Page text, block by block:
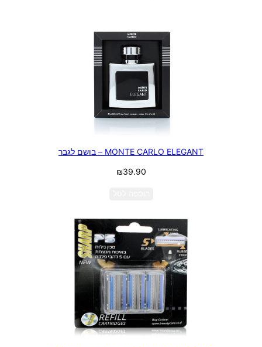
MONTE CARLO ELEGANT – בושם לגבר
₪39.90